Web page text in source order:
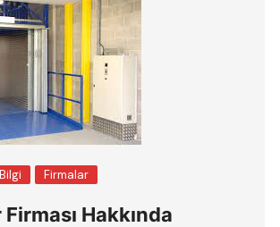
Bilgi Firmalar
Hakkında